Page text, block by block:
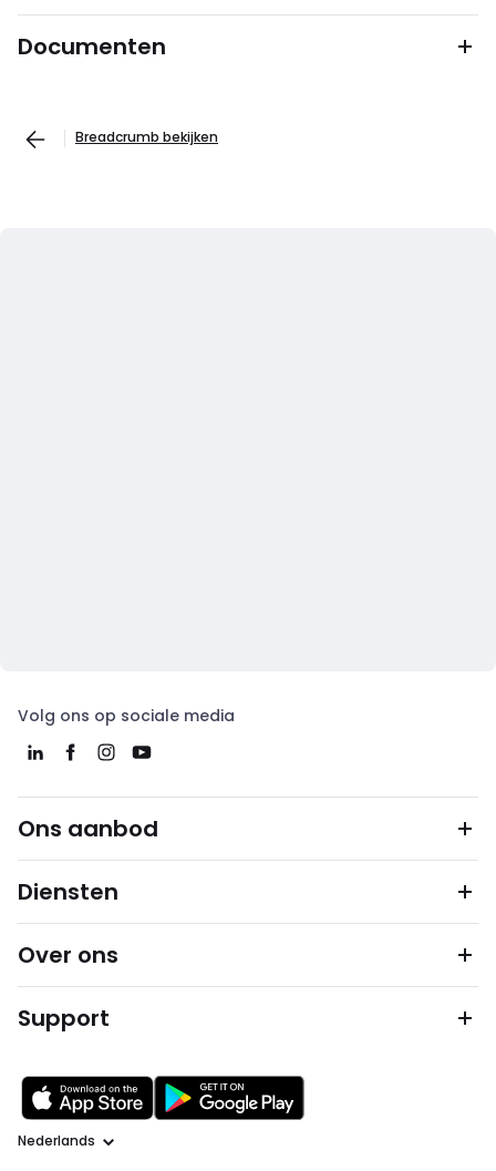
Documenten
Breadcrumb bekijken
Volg ons op sociale media
Ons aanbod
Diensten
Over ons
Support
Taal